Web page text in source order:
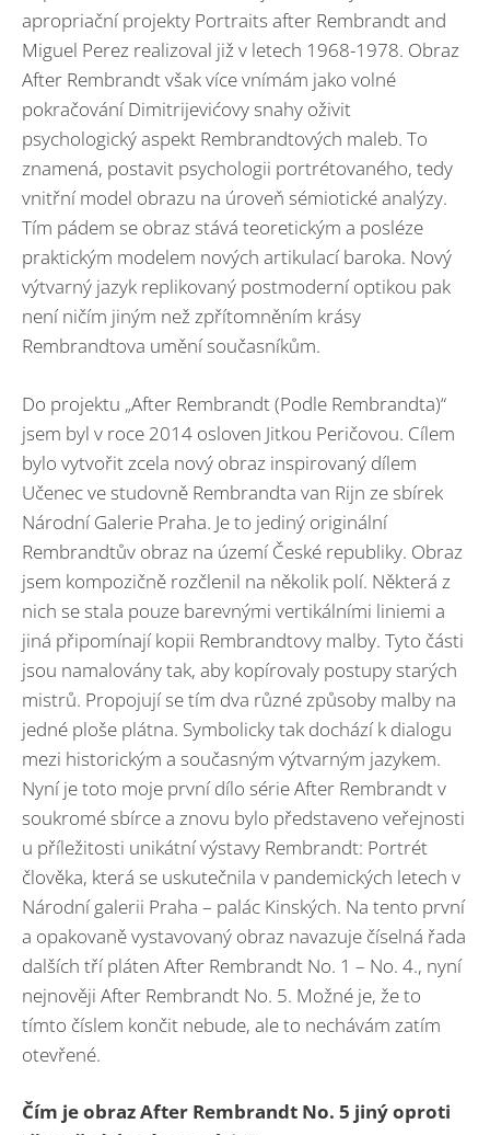
apropriační projekty Portraits after Rembrandt and
Miguel Perez realizoval již v letech 1968-1978. Obraz
After Rembrandt však více vnímám jako volné
pokračování Dimitrijevićovy snahy oživit
psychologický aspekt Rembrandtových maleb. To
znamená, postavit psychologii portrétovaného, tedy
vnitřní model obrazu na úroveň sémiotické analýzy.
Tím pádem se obraz stává teoretickým a posléze
praktickým modelem nových artikulací baroka. Nový
výtvarný jazyk replikovaný postmoderní optikou pak
není ničím jiným než zpřítomněním krásy
Rembrandtova umění současníkům.
Do projektu „After Rembrandt (Podle Rembrandta)“
jsem byl v roce 2014 osloven Jitkou Peričovou. Cílem
bylo vytvořit zcela nový obraz inspirovaný dílem
Učenec ve studovně Rembrandta van Rijn ze sbírek
Národní Galerie Praha. Je to jediný originální
Rembrandtův obraz na území České republiky. Obraz
jsem kompozičně rozčlenil na několik polí. Některá z
nich se stala pouze barevnými vertikálními liniemi a
jiná připomínají kopii Rembrandtovy malby. Tyto části
jsou namalovány tak, aby kopírovaly postupy starých
mistrů. Propojují se tím dva různé způsoby malby na
jedné ploše plátna. Symbolicky tak dochází k dialogu
mezi historickým a současným výtvarným jazykem.
Nyní je toto moje první dílo série After Rembrandt v
soukromé sbírce a znovu bylo představeno veřejnosti
u příležitosti unikátní výstavy Rembrandt: Portrét
člověka, která se uskutečnila v pandemických letech v
Národní galerii Praha – palác Kinských. Na tento první
a opakovaně vystavovaný obraz navazuje číselná řada
dalších tří pláten After Rembrandt No. 1 – No. 4., nyní
nejnověji After Rembrandt No. 5. Možné je, že to
tímto číslem končit nebude, ale to nechávám zatím
otevřené.
Čím je obraz After Rembrandt No. 5 jiný oproti